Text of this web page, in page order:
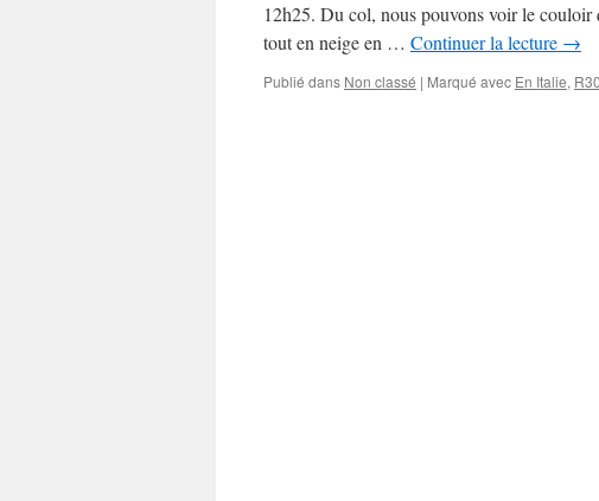
12h25. Du col, nous pouvons voir le
tout en neige en … Continuer la lecture →
Publié dans Non classé | Marqué avec En Italie, R30